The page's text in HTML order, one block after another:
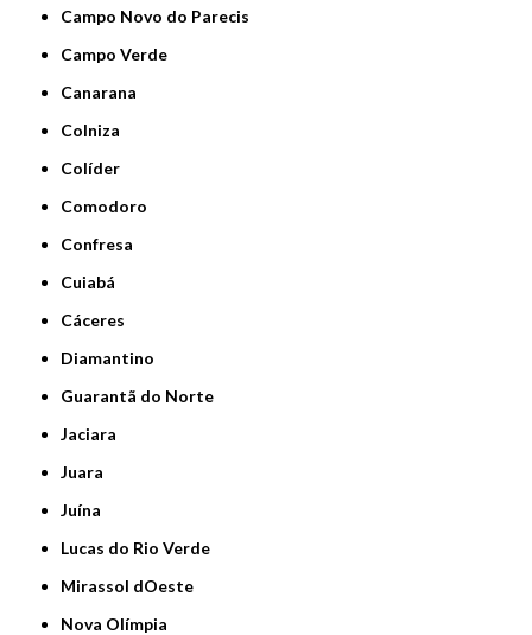
Campo Novo do Parecis
Campo Verde
Canarana
Colniza
Colíder
Comodoro
Confresa
Cuiabá
Cáceres
Diamantino
Guarantã do Norte
Jaciara
Juara
Juína
Lucas do Rio Verde
Mirassol dOeste
Nova Olímpia